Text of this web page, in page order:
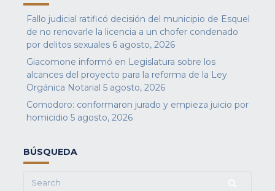
Fallo judicial ratificó decisión del municipio de Esquel
de no renovarle la licencia a un chofer condenado
por delitos sexuales 6 agosto, 2026
Giacomone informó en Legislatura sobre los
alcances del proyecto para la reforma de la Ley
Orgánica Notarial 5 agosto, 2026
Comodoro: conformaron jurado y empieza juicio por
homicidio 5 agosto, 2026
BÚSQUEDA
Search